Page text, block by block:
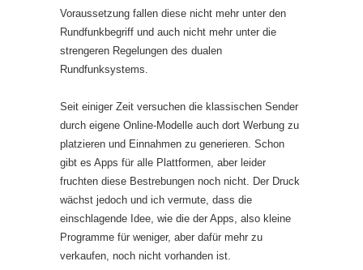
Voraussetzung fallen diese nicht mehr unter den
Rundfunkbegriff und auch nicht mehr unter die
strengeren Regelungen des dualen
Rundfunksystems.
Seit einiger Zeit versuchen die klassischen Sender
durch eigene Online-Modelle auch dort Werbung zu
platzieren und Einnahmen zu generieren. Schon
gibt es Apps für alle Plattformen, aber leider
fruchten diese Bestrebungen noch nicht. Der Druck
wächst jedoch und ich vermute, dass die
einschlagende Idee, wie die der Apps, also kleine
Programme für weniger, aber dafür mehr zu
verkaufen, noch nicht vorhanden ist.